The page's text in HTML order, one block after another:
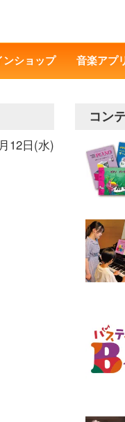
ンショップ 音楽アプ
12日(水)
コン